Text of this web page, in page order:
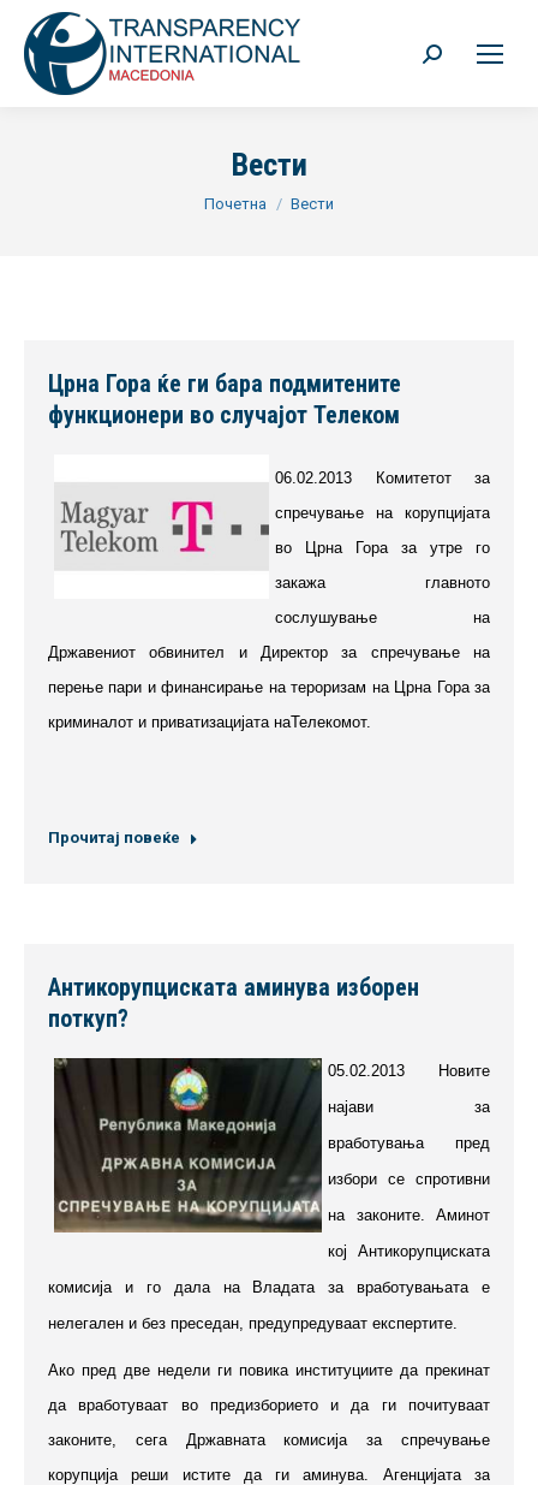
Search:
Вести
You are here:
Почетна Вести
Црна Гора ќе ги бара подмитените
функционери во случајот Телеком
06.02.2013 Комитетот за
спречување на корупцијата
во Црна Гора за утре го
закажа главното
сослушување на
Државениот обвинител и Директор за спречување на
перење пари и финансирање на тероризам на Црна Гора за
криминалот и приватизацијата наТелекомот.
Прочитај повеќе
Антикорупциската аминува изборен
поткуп?
05.02.2013 Новите
најави за
вработувања пред
избори се спротивни
на законите. Аминот
кој Антикорупциската
комисија и го дала на Владата за вработувањата е
нелегален и без преседан, предупредуваат експертите.
Ако пред две недели ги повика институциите да прекинат
да вработуваат во предизборието и да ги почитуваат
законите, сега Државната комисија за спречување
корупција реши истите да ги аминува. Агенцијата за